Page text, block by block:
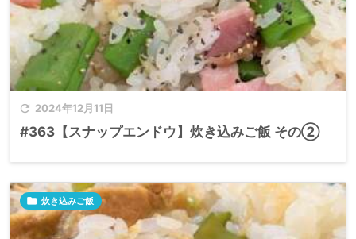
 2024年12月11日
#363【スナップエンドウ】炊き込みご飯 その②
 炊き込みご飯